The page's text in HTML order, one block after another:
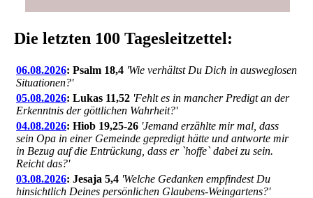
Die letzten 100 Tagesleitzettel:
06.08.2026: Psalm 18,4 'Wie verhältst Du Dich in ausweglosen
Situationen?'
05.08.2026: Lukas 11,52 'Fehlt es in mancher Predigt an der
Erkenntnis der göttlichen Wahrheit?'
04.08.2026: Hiob 19,25-26 'Jemand erzählte mir mal, dass
sein Opa in einer Gemeinde gepredigt hätte und antworte mir
in Bezug auf die Entrückung, dass er `hoffe` dabei zu sein.
Reicht das?'
03.08.2026: Jesaja 5,4 'Welche Gedanken empfindest Du
hinsichtlich Deines persönlichen Glaubens-Weingartens?'